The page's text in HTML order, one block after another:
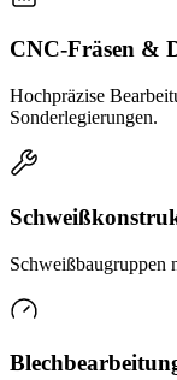
CNC-Fräsen &
Hochpräzise
Sonderlegierungen.